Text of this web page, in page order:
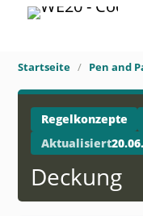
Startseite Pen and
Regelkonzepte
Aktualisiert
Deckung